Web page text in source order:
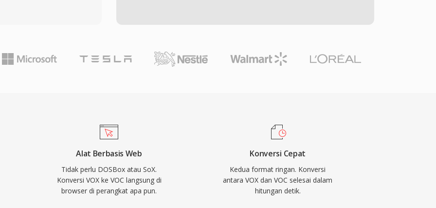
yang detail
adalah
dalam game DOS
munculnya
keluar dari
untuk pelestarian
dengan arsip audio
Alat Berbasis Web
Tidak perlu DOSBox atau SoX.
Konversi VOX ke VOC langsung di
browser di perangkat apa pun.
Konversi Cepat
Kedua format ringan. Konversi
antara VOX dan VOC selesai dalam
hitungan detik.